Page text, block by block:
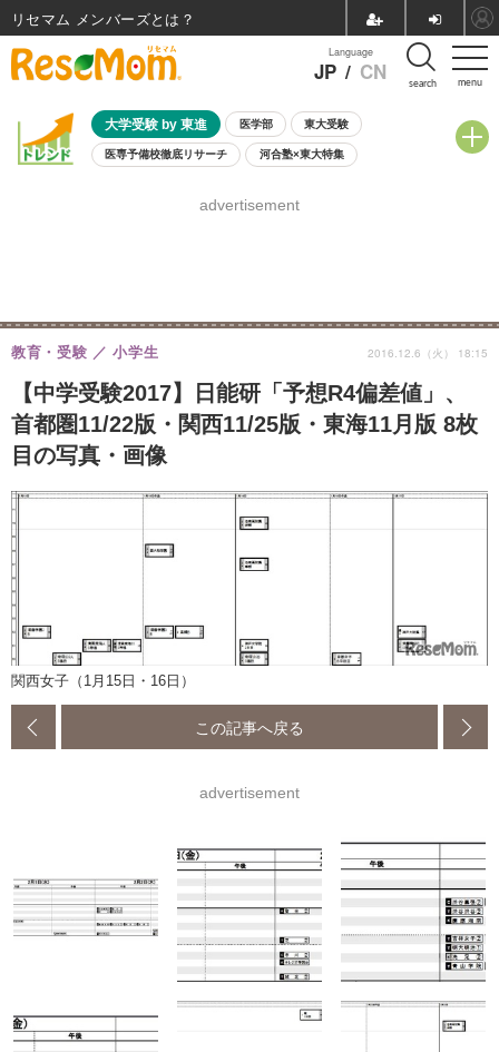
menu
Language
JP / CN search
大学受験 by 東進 医学部 東大受験
医専予備校徹底リサーチ 河合塾×東大特集
8月開催学校説明会・相談会
advertisement
【中学受験2017】日能研「予想R4偏差値」、
首都圏11/22版・関西11/25版・東海11月版 8枚
目の写真・画像
教育・受験 小学生 2016.12.6（火） 18:15
関西女子（1月15日・16日）
この記事へ戻る
advertisement
リセマム メンバーズ